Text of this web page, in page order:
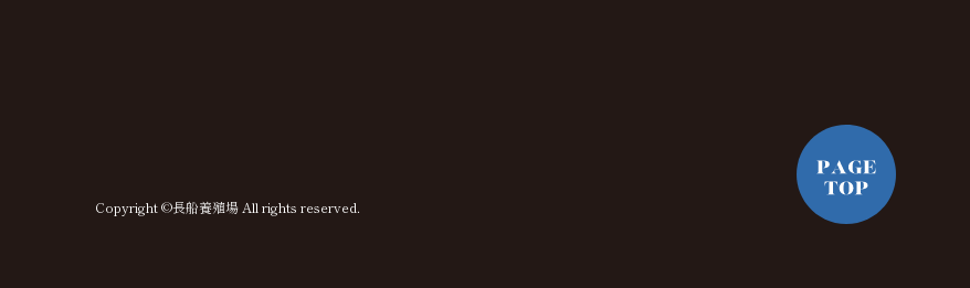
Copyright ©長船養殖場 All rights reserved.